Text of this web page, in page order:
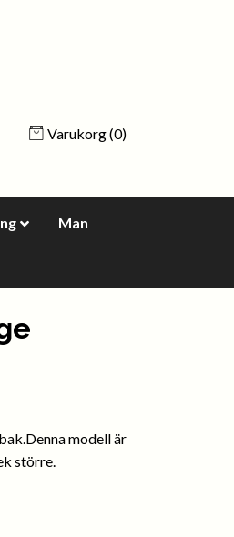
Varukorg(0)
Man
modell är
större.